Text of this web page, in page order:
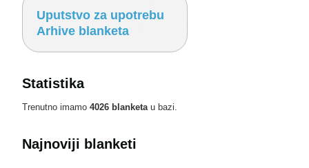
Uputstvo za upotrebu
Arhive blanketa
Statistika
Trenutno imamo 4026 blanketa u bazi.
Najnoviji blanketi